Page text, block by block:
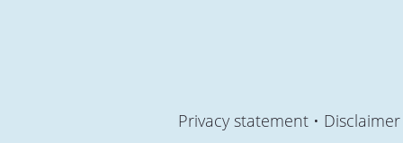
Privacy statement Disclaimer